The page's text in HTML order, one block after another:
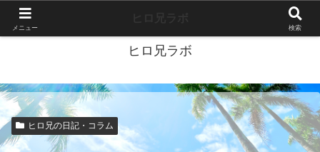
ヒロ兄ラボ
ヒロ兄の日記・コラム
メニュー 検索